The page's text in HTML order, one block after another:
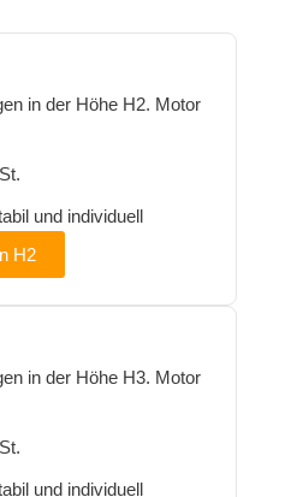
in der Höhe H2. Motor
H2
in der Höhe H3. Motor